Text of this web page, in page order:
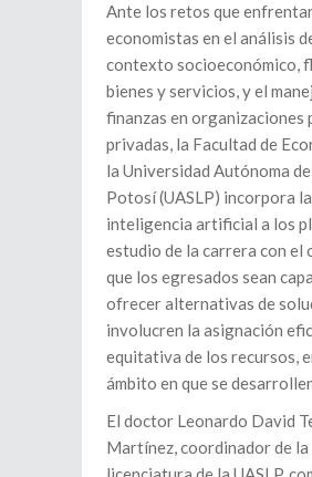
Ante los retos que
economistas en el análisis
contexto socioeconómico,
bienes y servicios, y el
finanzas en organizaciones
privadas, la Facultad de
la Universidad Autónoma de
Potosí (UASLP) incorpora la
inteligencia artificial a los
estudio de la carrera con el
que los egresados sean
ofrecer alternativas de
involucren la asignación
equitativa de los recursos,
ámbito en que se
El doctor Leonardo David
Martínez, coordinador de la